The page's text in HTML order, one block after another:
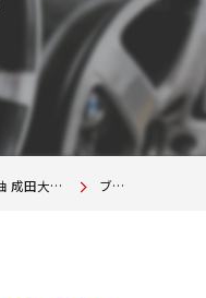
千葉県成田の中古車は有限会社石毛石油 成田大清水SS ブログ